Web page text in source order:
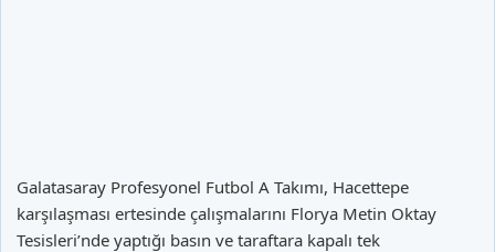
Galatasaray Profesyonel Futbol A Takımı, Hacettepe
karşılaşması ertesinde çalışmalarını Florya Metin Oktay
Tesisleri’nde yaptığı basın ve taraftara kapalı tek